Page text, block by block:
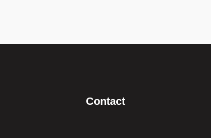
Contact